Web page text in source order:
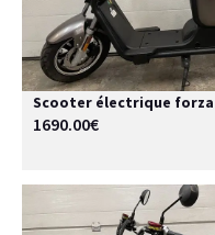
Scooter électrique forza
1690.00€